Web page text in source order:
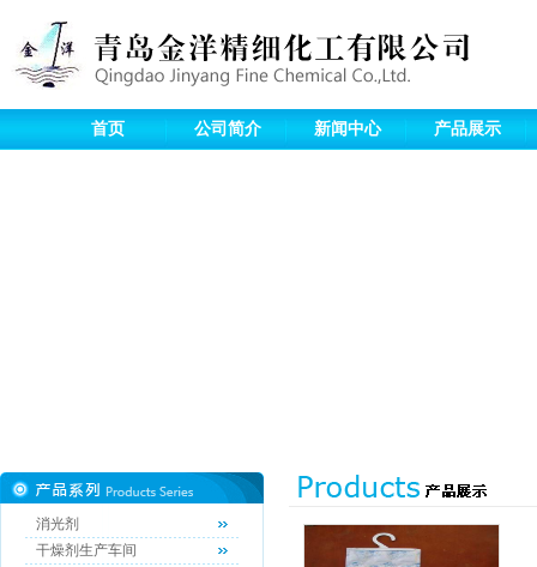
首页 公司简介 新闻中心 产品展示
消光剂
干燥剂生产车间